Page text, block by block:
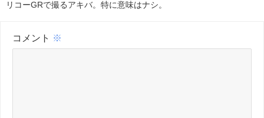
リコーGRで撮るアキバ。特に意味はナシ。
コメント ※